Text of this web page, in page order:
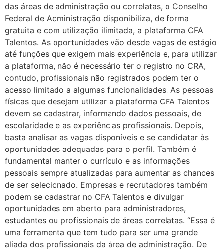
das áreas de administração ou correlatas, o Conselho
Federal de Administração disponibiliza, de forma
gratuita e com utilização ilimitada, a plataforma CFA
Talentos. As oportunidades vão desde vagas de estágio
até funções que exigem mais experiência e, para utilizar
a plataforma, não é necessário ter o registro no CRA,
contudo, profissionais não registrados podem ter o
acesso limitado a algumas funcionalidades. As pessoas
físicas que desejam utilizar a plataforma CFA Talentos
devem se cadastrar, informando dados pessoais, de
escolaridade e as experiências profissionais. Depois,
basta analisar as vagas disponíveis e se candidatar às
oportunidades adequadas para o perfil. Também é
fundamental manter o currículo e as informações
pessoais sempre atualizadas para aumentar as chances
de ser selecionado. Empresas e recrutadores também
podem se cadastrar no CFA Talentos e divulgar
oportunidades em aberto para administradores,
estudantes ou profissionais de áreas correlatas. “Essa é
uma ferramenta que tem tudo para ser uma grande
aliada dos profissionais da área de administração. De